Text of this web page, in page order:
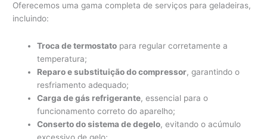
Oferecemos uma gama completa de serviços para geladeiras,
incluindo:
Troca de termostato para regular corretamente a
temperatura;
Reparo e substituição do compressor, garantindo o
resfriamento adequado;
Carga de gás refrigerante, essencial para o
funcionamento correto do aparelho;
Conserto do sistema de degelo, evitando o acúmulo